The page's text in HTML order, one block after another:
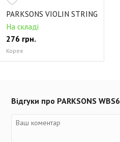
PARKSONS VIOLIN STRING
На складі
276 грн.
Корея
Відгуки про PARKSONS